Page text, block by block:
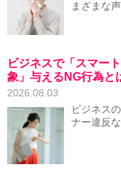
まざまな
ビジネスで「スマー
象」与えるNG行為と
2026.08.03
ビジネス
ナー違反